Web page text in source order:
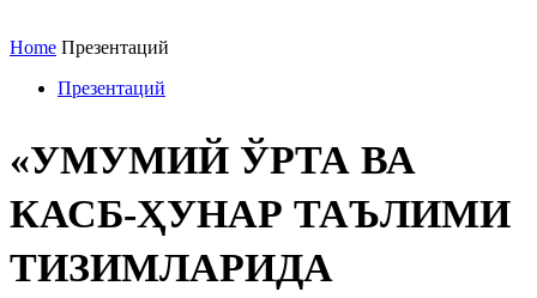
Home Презентаций
Презентаций
«УМУМИЙ ЎРТА ВА
КАСБ-ҲУНАР ТАЪЛИМИ
ТИЗИМЛАРИДА